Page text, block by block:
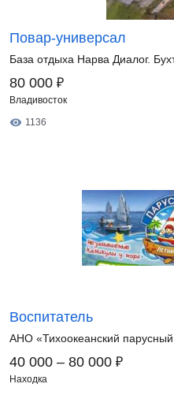
Повар-универсал
База отдыха Нарва Диалог.
80 000 ₽
Владивосток
1136
Воспитатель
АНО «Тихоокеанский
40 000 – 80 000 ₽
Находка